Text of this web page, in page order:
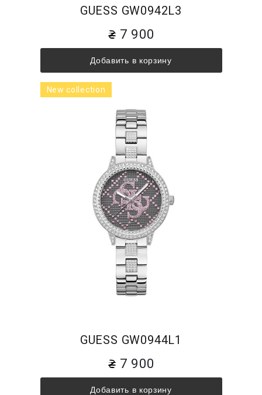
GUESS GW0942L3
7 900
Добавить в корзину
GUESS GW0944L1
7 900
Добавить в корзину
New collection